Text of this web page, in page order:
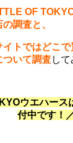
OF
調査と、
イトではどこ
ついて調査して
ウエハース
付中です！